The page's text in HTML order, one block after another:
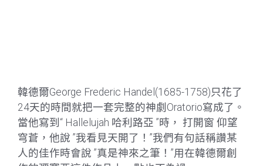
韓德爾George Frederic Handel(1685-1758)只花了
24天的時間就把一套完整的神劇Oratorio寫成了。
當他寫到“ Hallelujah 哈利路亞 ”時， 打開窗 仰望
穹蒼，他說 ”我看見天開了！”我們有句話稱讚某
人的佳作時會說 ”真是神來之筆！”用在韓德爾創